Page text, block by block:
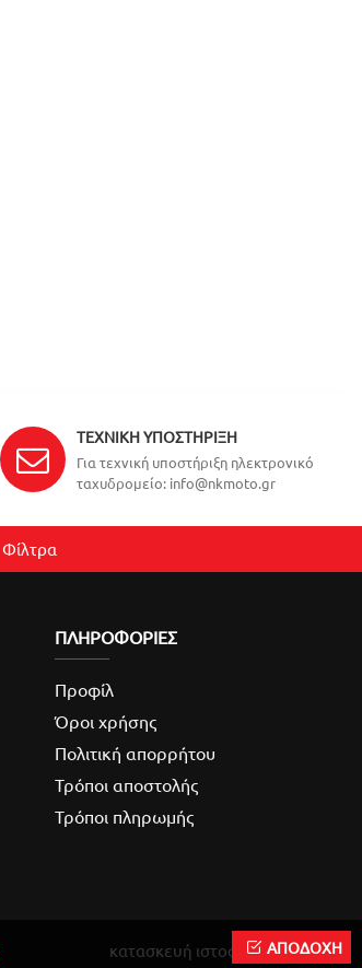
ΤΕΧΝΙΚΉ ΥΠΟΣΤΉΡΙΞΗ
Για τεχνική υποστήριξη ηλεκτρονικό
ταχυδρομείο: info@nkmoto.gr
Φίλτρα
ΠΛΗΡΟΦΟΡΙΕΣ
Προφίλ
Όροι χρήσης
Πολιτική απορρήτου
Τρόποι αποστολής
Τρόποι πληρωμής
κατασκευή ιστοσελίδαςReweb
ΑΠΟΔΟΧΗ